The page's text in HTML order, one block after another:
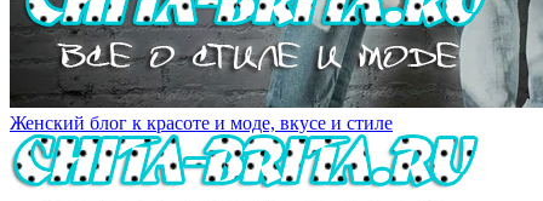
Женский блог к красоте и моде, вкусе и стиле